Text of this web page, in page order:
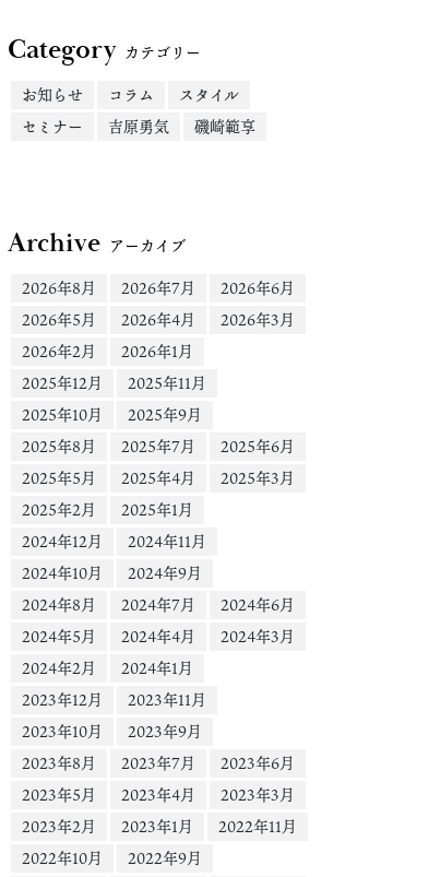
error: Format(s) not supported or source(s) not found
o1/v/t16/f2/m69/
fAZ5XwLVC3EDYaxLYz7LKA8?
Categoryカテゴリー
お知らせ
コラム
スタイル
セミナー
吉原勇気 磯崎範享
Archive アーカイブ
2026年8月
2026年7月
2026年6月
2026年5月
2026年4月
2026年3月
2026年2月
2026年1月
2025年12月
2025年11月
2025年10月
2025年9月
2025年8月
2025年7月
2025年6月
2025年5月
2025年4月
2025年3月
2025年2月
2025年1月
2024年12月
2024年11月
2024年10月
2024年9月
2024年8月
2024年7月
2024年6月
2024年5月
2024年4月
2024年3月
2024年2月
2024年1月
2023年12月
2023年11月
2023年10月
2023年9月
2023年8月
2023年7月
2023年6月
2023年5月
2023年4月
2023年3月
2023年2月
2023年1月
2022年11月
2022年10月
2022年9月